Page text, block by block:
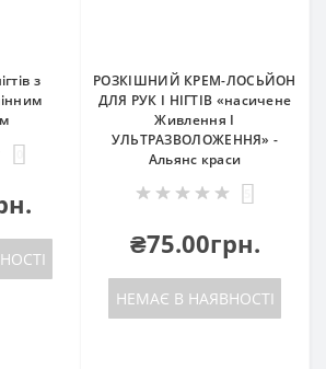
з
РОЗКІШНИЙ КРЕМ-ЛОСЬЙОН
ДЛЯ РУК І НІГТІВ «насичене
Живлення І
УЛЬТРАЗВОЛОЖЕННЯ» -
Альянс краси
₴75.00грн.
НЕМАЄ В НАЯВНОСТІ